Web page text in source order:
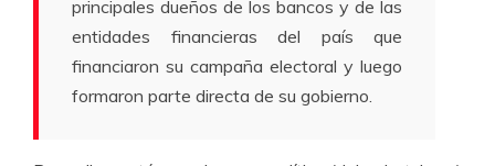
principales dueños de los bancos y de las
entidades financieras del país que
financiaron su campaña electoral y luego
formaron parte directa de su gobierno.